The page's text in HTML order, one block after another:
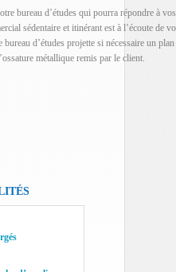
bureau d’études qui pourra répondre à
sédentaire et itinérant est à l’écoute de
d’études projette si nécessaire un
métallique remis par le client.